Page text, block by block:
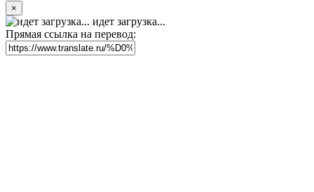
×
идет загрузка...
Прямая ссылка на перевод: